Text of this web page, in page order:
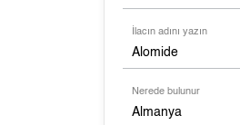
İlacın adını yazın
Alomide
Nerede bulunur
Almanya